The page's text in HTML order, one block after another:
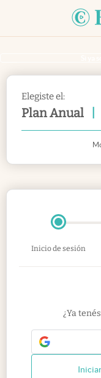
Elegiste el:
Plan Anual
Inicio de sesión
¿Ya